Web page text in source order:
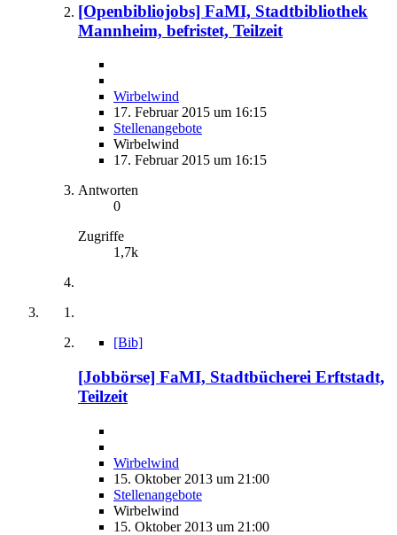
[Openbibliojobs] FaMI, Stadtbibliothek
Mannheim, befristet, Teilzeit
Wirbelwind
17. Februar 2015 um 16:15
Stellenangebote
Wirbelwind
17. Februar 2015 um 16:15
Antworten
0
Zugriffe
1,7k
[Bib]
[Jobbörse] FaMI, Stadtbücherei Erftstadt,
Teilzeit
Wirbelwind
15. Oktober 2013 um 21:00
Stellenangebote
Wirbelwind
15. Oktober 2013 um 21:00